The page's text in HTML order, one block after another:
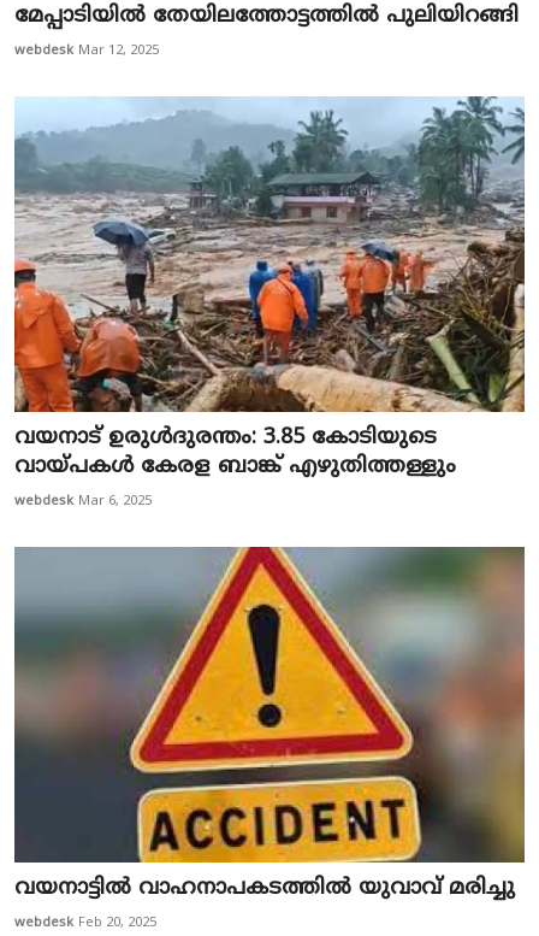
മേ​പ്പാ​ടി​യി​ല്‍ തേ​യി​ല​ത്തോ​ട്ട​ത്തി​ല്‍ പു​ലി​യി​റ​ങ്ങി
webdesk Mar 12, 2025
വയനാട് ഉരുൾദുരന്തം: 3.85 കോടിയുടെ
വായ്പകൾ കേരള ബാങ്ക് എഴുതിത്തള്ളും
webdesk Mar 6, 2025
വ​യ​നാ​ട്ടി​ൽ വാ​ഹ​നാ​പ​ക​ട​ത്തി​ൽ യു​വാ​വ് മ​രി​ച്ചു
webdesk Feb 20, 2025